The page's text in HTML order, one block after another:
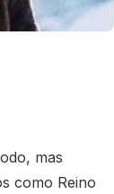
mas
como Reino